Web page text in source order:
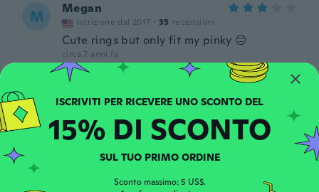
M Megan
Iscrizione dal 2017 · 35 recensioni
Cute rings but only fit my pinky 😑
circa 7 anni fa
M Mae
Iscrizione dal 2017 · 51 recensioni · 15 caricamenti
circa 7 anni fa
L Iscrizione dal 2016 · 34 recensioni
15% DI SCONTO
SUL TUO PRIMO ORDINE
Sconto massimo: 5 US$.